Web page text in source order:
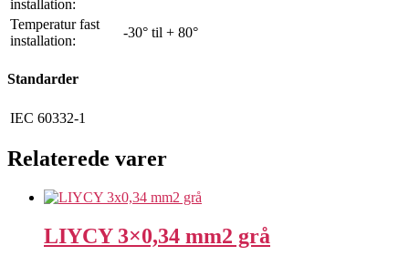
installation:
Temperatur fast
installation:
-30° til + 80°
Standarder
IEC 60332-1
Relaterede varer
LIYCY 3×0,34 mm2 grå